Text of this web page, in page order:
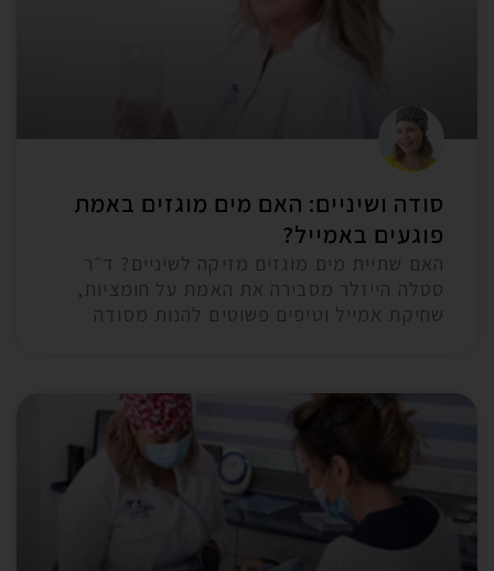
סודה ושיניים: האם מים מוגזים באמת
פוגעים באמייל?
האם שתיית מים מוגזים מזיקה לשיניים? ד״ר
סטלה הייזלר מסבירה את האמת על חומציות,
שחיקת אמייל וטיפים פשוטים להנות מסודה